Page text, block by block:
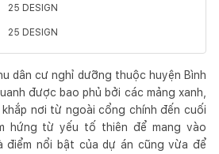
25 DESIGN
25 DESIGN
dân cư nghỉ dưỡng thuộc huyện Bình
được bao phủ bởi các mảng xanh,
nơi từ ngoài cổng chính đến cuối
hứng từ yếu tố thiên để mang vào
điểm nổi bật của dự án cũng vừa để